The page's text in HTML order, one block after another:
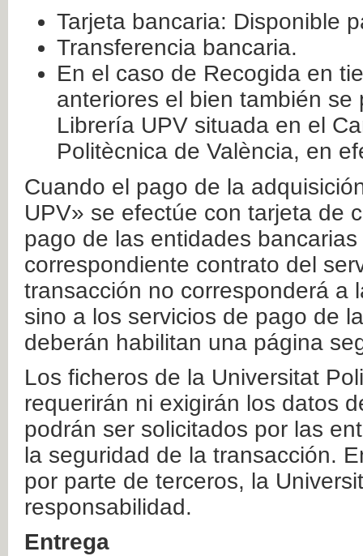
Tarjeta bancaria: Disponible
Transferencia bancaria.
En el caso de Recogida en
anteriores el bien también
Librería UPV situada en el
Politècnica de València, en
Cuando el pago de la
UPV» se efectúe con tarjeta de
pago de las entidades
correspondiente contrato del
transacción no corresponderá a
sino a los servicios de pago de
deberán habilitan una página
Los ficheros de la Universitat
requerirán ni exigirán los datos
podrán ser solicitados por las
la seguridad de la transacción.
por parte de terceros, la
responsabilidad.
Entrega